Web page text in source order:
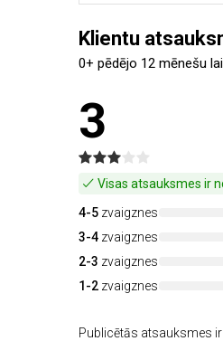
Klientu
0+ pēdējo 12 mēnešu
3
Visas atsauksmes ir
4-5 zvaigznes
3-4 zvaigznes
2-3 zvaigznes
1-2 zvaigznes
Publicētās atsauksmes